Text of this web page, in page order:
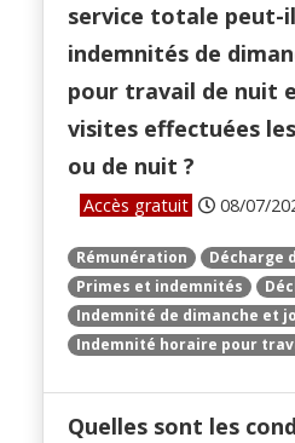
service totale peut-
indemnités de
pour travail de nuit
visites effectuées
ou de nuit ?
Accès gratuit 08/07/
Rémunération
Décharge
Primes et indemnités
Indemnité de dimanche et
Indemnité horaire pour
Quelles sont les